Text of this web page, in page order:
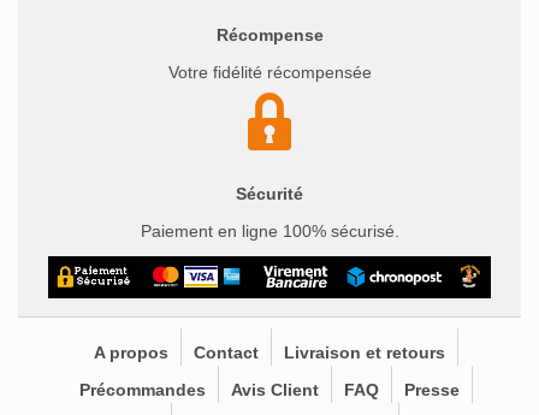
Récompense
Votre fidélité récompensée
Sécurité
Paiement en ligne 100% sécurisé.
A propos Contact
Livraison et retours
Précommandes
Avis Client FAQ
Presse